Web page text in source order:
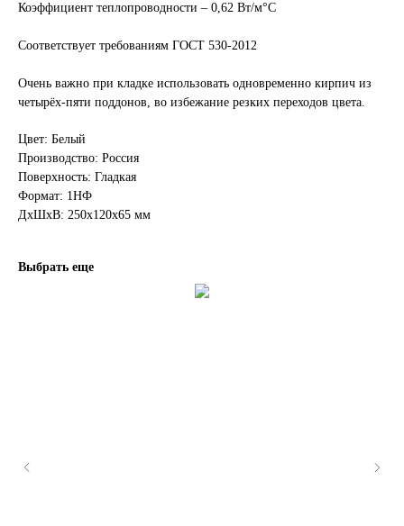
Коэффициент теплопроводности – 0,62 Вт/м°С
Соответствует требованиям ГОСТ 530-2012
Очень важно при кладке использовать одновременно кирпич из
четырёх-пяти поддонов, во избежание резких переходов цвета.
Цвет: Белый
Производство: Россия
Поверхность: Гладкая
Формат: 1НФ
ДxШxВ: 250x120x65 мм
Выбрать еще